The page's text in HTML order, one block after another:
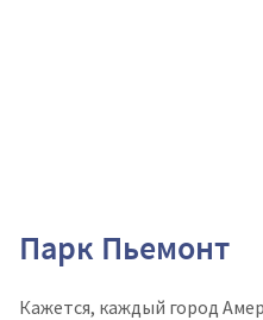
Парк Пьемонт
Кажется, каждый город